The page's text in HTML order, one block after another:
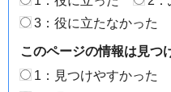
3：役に立たなかった
このページの情報は見つ
1：見つけやすかった